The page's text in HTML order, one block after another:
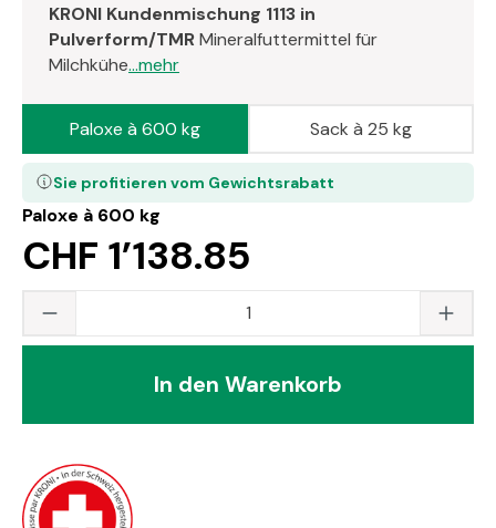
KRONI Kundenmischung 1113 in
Pulverform/TMRMineralfuttermittel für
Milchkühe...mehr
Paloxe à 600 kg
CHF 1’138.85
Sie profitieren vom Gewichtsrabatt
Paloxe à 600 kg Sack à 25 kg
Produkt Anzahl: Gib den gewünschten
In den Warenkorb